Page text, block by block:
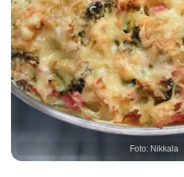
Foto: Nikkala